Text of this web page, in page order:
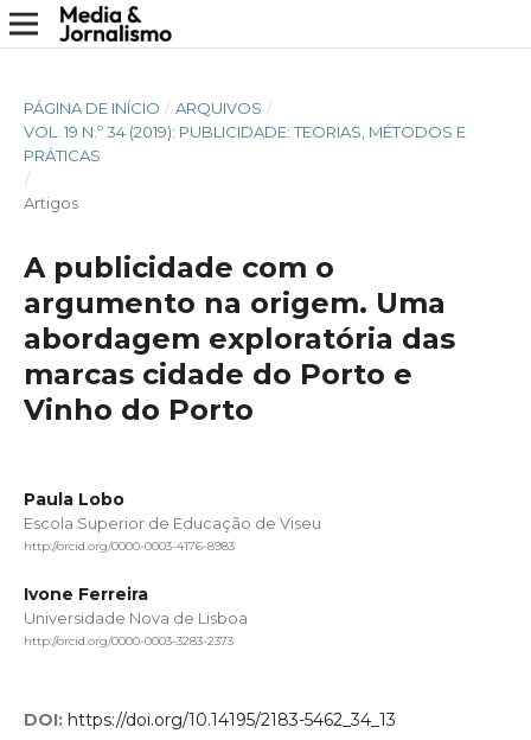
PÁGINA DE INÍCIO / ARQUIVOS /
VOL. 19 N.º 34 (2019): PUBLICIDADE: TEORIAS, MÉTODOS E
PRÁTICAS
/
Artigos
A publicidade com o
argumento na origem. Uma
abordagem exploratória das
marcas cidade do Porto e
Vinho do Porto
Paula Lobo
Escola Superior de Educação de Viseu
http://orcid.org/0000-0003-4176-8983
Ivone Ferreira
Universidade Nova de Lisboa
http://orcid.org/0000-0003-3283-2373
DOI: https://doi.org/10.14195/2183-5462_34_13